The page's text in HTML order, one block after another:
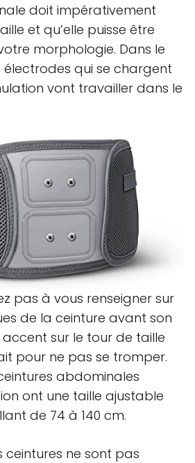
doit impérativement
et qu’elle puisse être
morphologie. Dans le
électrodes qui se chargent
vont travailler dans le
pas à vous renseigner sur
de la ceinture avant son
sur le tour de taille
pour ne pas se tromper.
abdominales
ont une taille ajustable
de 74 à 140 cm.
ceintures ne sont pas